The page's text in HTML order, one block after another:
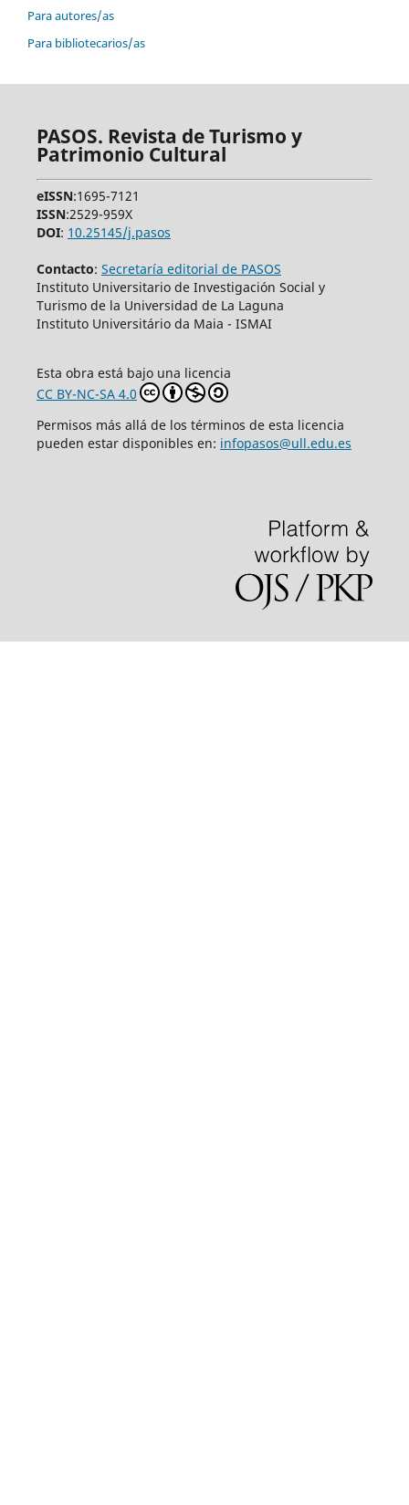
Para autores/as
Para bibliotecarios/as
PASOS. Revista de Turismo y
Patrimonio Cultural
eISSN:1695-7121
ISSN:2529-959X
DOI: 10.25145/j.pasos
Contacto: Secretaría editorial de PASOS
Instituto Universitario de Investigación Social y
Turismo de la Universidad de La Laguna
Instituto Universitário da Maia - ISMAI
Esta obra está bajo una licencia
CC BY-NC-SA 4.0
Permisos más allá de los términos de esta licencia
pueden estar disponibles en: infopasos@ull.edu.es